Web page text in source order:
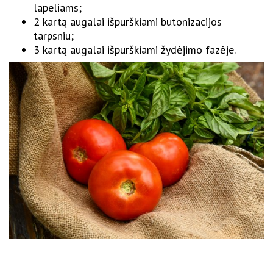
lapeliams;
2 kartą augalai išpurškiami butonizacijos
tarpsniu;
3 kartą augalai išpurškiami žydėjimo fazėje.